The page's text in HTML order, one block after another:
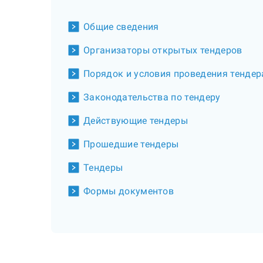
Общие сведения
Организаторы открытых тендеров
Порядок и условия проведения
Законодательства по тендеру
Действующие тендеры
Прошедшие тендеры
Тендеры
Формы документов